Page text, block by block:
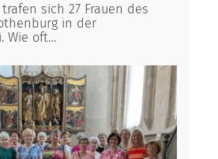
trafen sich 27 Frauen des
in der
Wie oft…